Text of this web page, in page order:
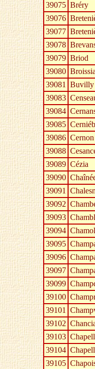
39075 Bréry
39076
39077
39078
39079 Briod
39080
39081 Buvilly
39083
39084
39085
39086 Cernon
39088
39089 Cézia
39090
39091
39092
39093
39094
39095
39096
39097
39099
39100
39101
39102
39103
39104
39105